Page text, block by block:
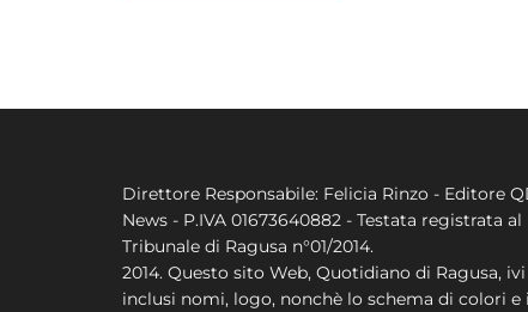
Direttore Responsabile: Felicia Rinzo - Editore
News - P.IVA 01673640882 - Testata registrata al
Tribunale di Ragusa n°01/2014.
2014. Questo sito Web, Quotidiano di Ragusa, ivi
inclusi nomi, logo, nonchè lo schema di colori e